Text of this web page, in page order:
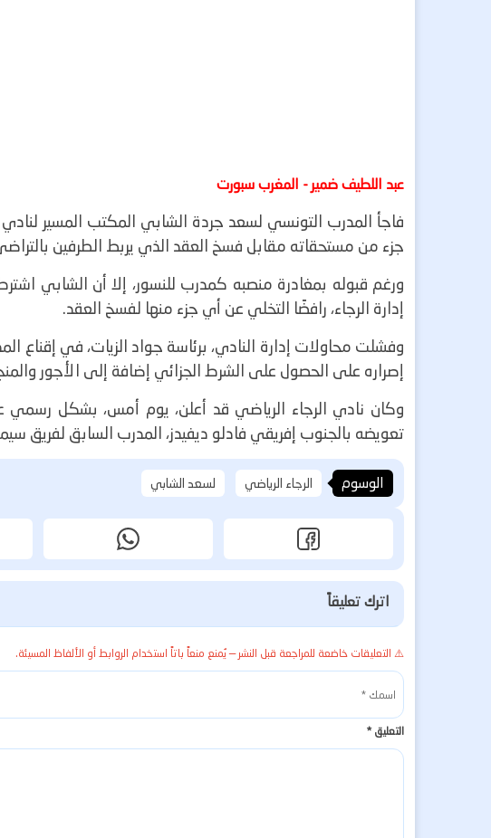
عبد اللطيف ضمير - المغرب سبورت
فاجأ المدرب التونسي لسعد جردة الشابي المكتب المسير
جزء من مستحقاته مقابل فسخ العقد الذي يربط الطرفين
ورغم قبوله بمغادرة منصبه كمدرب للنسور، إلا أن الشابي
إدارة الرجاء، رافضًا التخلي عن أي جزء منها لفسخ العقد.
وفشلت محاولات إدارة النادي، برئاسة جواد الزيات، في إقناع
إصراره على الحصول على الشرط الجزائي إضافة إلى الأجور
وكان نادي الرجاء الرياضي قد أعلن، يوم أمس، بشكل
تعويضه بالجنوب إفريقي فادلو ديفيدز، المدرب السابق لفريق
الوسوم الرجاء الرياضي لسعد الشابي
اترك تعليقاً
⚠️ التعليقات خاضعة للمراجعة قبل النشر — يُمنع منعاً باتاً استخدام الروابط أو الألفاظ المسيئة.
التعليق*